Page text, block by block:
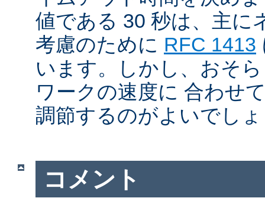
値である 30 秒は、主に
考慮のために RFC 1413
います。しかし、おそ
ワークの速度に 合わせ
調節するのがよいでし
コメント